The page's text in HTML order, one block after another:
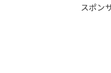
スポン